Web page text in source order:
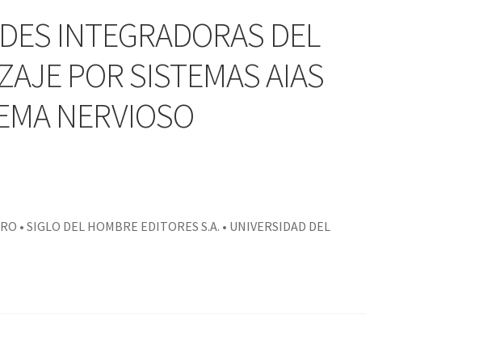
INTEGRADORAS DEL
POR SISTEMAS AIAS
NERVIOSO
• SIGLO DEL HOMBRE EDITORES S.A. • UNIVERSIDAD DEL